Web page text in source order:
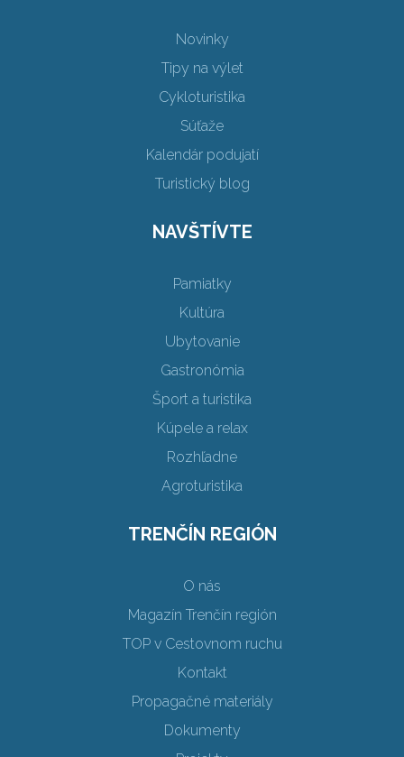
Novinky
Tipy na výlet
Cykloturistika
Súťaže
Kalendár podujatí
Turistický blog
NAVŠTÍVTE
Pamiatky
Kultúra
Ubytovanie
Gastronómia
Šport a turistika
Kúpele a relax
Rozhľadne
Agroturistika
TRENČÍN REGIÓN
O nás
Magazín Trenčín región
TOP v Cestovnom ruchu
Kontakt
Propagačné materiály
Dokumenty